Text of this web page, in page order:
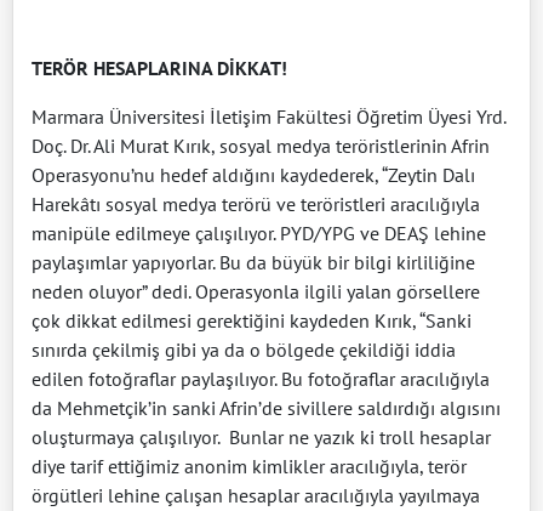
TERÖR HESAPLARINA DİKKAT!
Marmara Üniversitesi İletişim Fakültesi Öğretim Üyesi Yrd.
Doç. Dr. Ali Murat Kırık, sosyal medya teröristlerinin Afrin
Operasyonu’nu hedef aldığını kaydederek, “Zeytin Dalı
Harekâtı sosyal medya terörü ve teröristleri aracılığıyla
manipüle edilmeye çalışılıyor. PYD/YPG ve DEAŞ lehine
paylaşımlar yapıyorlar. Bu da büyük bir bilgi kirliliğine
neden oluyor” dedi. Operasyonla ilgili yalan görsellere
çok dikkat edilmesi gerektiğini kaydeden Kırık, “Sanki
sınırda çekilmiş gibi ya da o bölgede çekildiği iddia
edilen fotoğraflar paylaşılıyor. Bu fotoğraflar aracılığıyla
da Mehmetçik’in sanki Afrin’de sivillere saldırdığı algısını
oluşturmaya çalışılıyor. Bunlar ne yazık ki troll hesaplar
diye tarif ettiğimiz anonim kimlikler aracılığıyla, terör
örgütleri lehine çalışan hesaplar aracılığıyla yayılmaya